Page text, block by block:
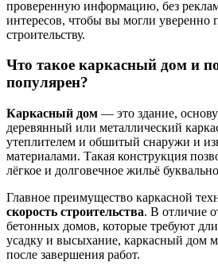
проверенную информацию, без
интересов, чтобы вы могли уверенно
строительству.
Что такое каркасный дом и
популярен?
Каркасный дом — это здание, основу
деревянный или металлический
утеплителем и обшитый снаружи и
материалами. Такая конструкция
лёгкое и долговечное жильё
Главное преимущество каркасной
скорость строительства. В отличие
бетонных домов, которые требуют
усадку и высыхание, каркасный дом
после завершения работ.